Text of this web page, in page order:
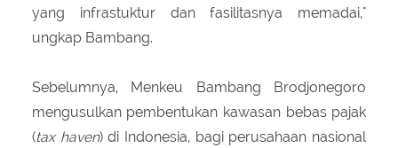
yang infrastuktur dan fasilitasnya memadai,"
ungkap Bambang.
Sebelumnya, Menkeu Bambang Brodjonegoro
mengusulkan pembentukan kawasan bebas pajak
(tax haven) di Indonesia, bagi perusahaan nasional